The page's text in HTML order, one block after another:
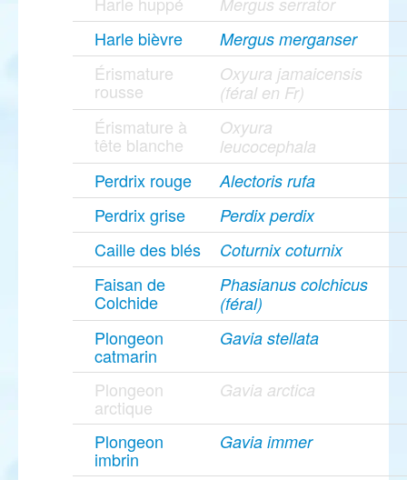
Harle bièvre Mergus merganser
Érismature
rousse
Oxyura jamaicensis
(féral en Fr)
Érismature à
tête blanche
Oxyura
leucocephala
Perdrix rouge Alectoris rufa
Perdrix grise Perdix perdix
Caille des blés Coturnix coturnix
Faisan de
Colchide
Phasianus colchicus
(féral)
Plongeon
catmarin
Gavia stellata
Plongeon
arctique
Gavia arctica
Plongeon
imbrin
Gavia immer